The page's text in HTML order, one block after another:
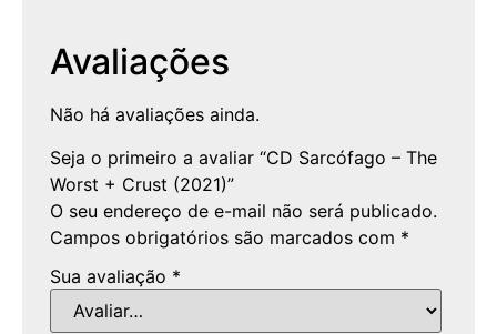
Avaliações
Não há avaliações ainda.
Seja o primeiro a avaliar “CD Sarcófago – The
Worst + Crust (2021)”
O seu endereço de e-mail não será publicado.
Campos obrigatórios são marcados com *
Sua avaliação *